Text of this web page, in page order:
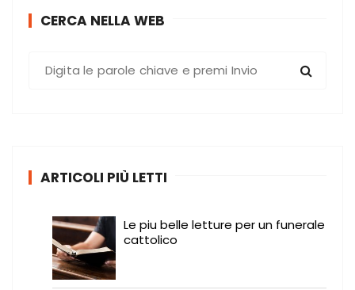
CERCA NELLA WEB
ARTICOLI PIÙ LETTI
Le piu belle letture per un funerale
cattolico